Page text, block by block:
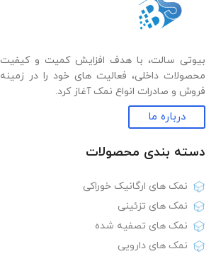
بیوتی سالت، با هدف افزایش کمیت و کیفیت
محصولات داخلی، فعالیت های خود را در زمینه
فروش و صادرات انواع نمک آغاز کرد.
درباره ما
دسته بندی‌ محصولات
نمک های ارگانیک خوراکی
نمک های تزئینی
نمک های تصفیه شده
نمک های دارویی